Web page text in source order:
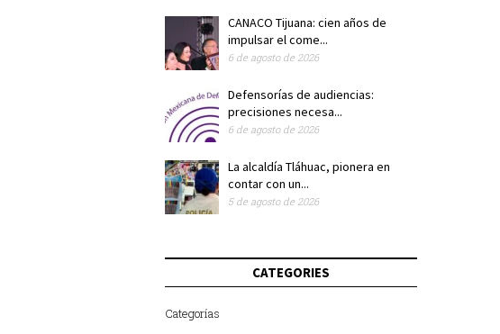
CANACO Tijuana: cien años de
impulsar el come...
6 de agosto de 2026
Defensorías de audiencias:
precisiones necesa...
6 de agosto de 2026
La alcaldía Tláhuac, pionera en
contar con un...
5 de agosto de 2026
CATEGORIES
Categorías